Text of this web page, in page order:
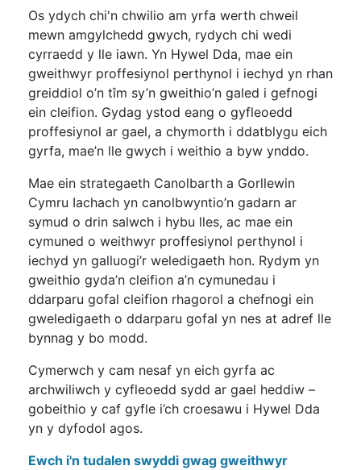
Os ydych chi'n chwilio am yrfa werth chweil
mewn amgylchedd gwych, rydych chi wedi
cyrraedd y lle iawn. Yn Hywel Dda, mae ein
gweithwyr proffesiynol perthynol i iechyd yn rhan
greiddiol o’n tîm sy’n gweithio’n galed i gefnogi
ein cleifion. Gydag ystod eang o gyfleoedd
proffesiynol ar gael, a chymorth i ddatblygu eich
gyrfa, mae’n lle gwych i weithio a byw ynddo.
Mae ein strategaeth Canolbarth a Gorllewin
Cymru Iachach yn canolbwyntio’n gadarn ar
symud o drin salwch i hybu lles, ac mae ein
cymuned o weithwyr proffesiynol perthynol i
iechyd yn galluogi’r weledigaeth hon. Rydym yn
gweithio gyda’n cleifion a’n cymunedau i
ddarparu gofal cleifion rhagorol a chefnogi ein
gweledigaeth o ddarparu gofal yn nes at adref lle
bynnag y bo modd.
Cymerwch y cam nesaf yn eich gyrfa ac
archwiliwch y cyfleoedd sydd ar gael heddiw –
gobeithio y caf gyfle i’ch croesawu i Hywel Dda
yn y dyfodol agos.
Ewch i'n tudalen swyddi gwag gweithwyr